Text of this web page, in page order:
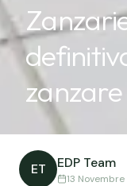
ET EDP Team
13